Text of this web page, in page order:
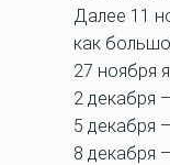
Далее 11
как
27 ноября
2 декабря
5 декабря
8 декабря